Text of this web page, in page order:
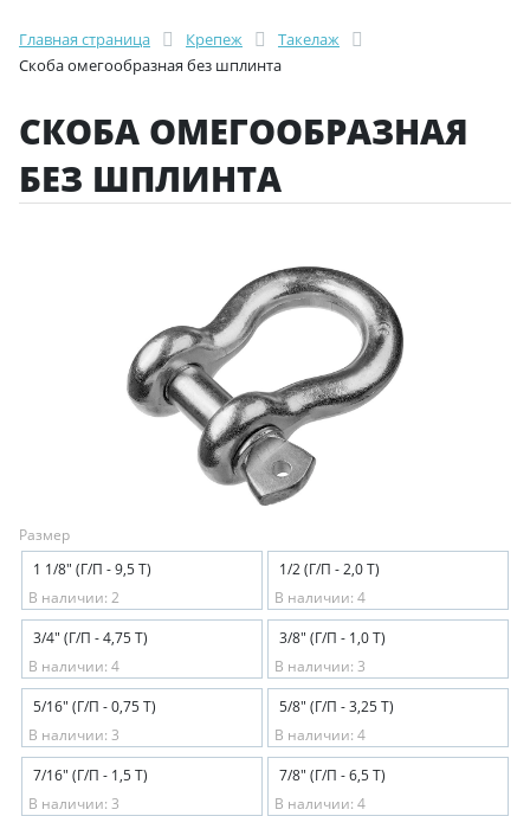
Главная страница Крепеж
Такелаж
Скоба омегообразная без шплинта
СКОБА ОМЕГООБРАЗНАЯ
БЕЗ ШПЛИНТА
Размер
1 1/8" (Г/П - 9,5 Т)
В наличии: 2
1/2 (Г/П - 2,0 Т)
В наличии: 4
3/4" (Г/П - 4,75 Т)
В наличии: 4
3/8" (Г/П - 1,0 Т)
В наличии: 3
5/16" (Г/П - 0,75 Т)
В наличии: 3
5/8" (Г/П - 3,25 Т)
В наличии: 4
7/16" (Г/П - 1,5 Т)
В наличии: 3
7/8" (Г/П - 6,5 Т)
В наличии: 4